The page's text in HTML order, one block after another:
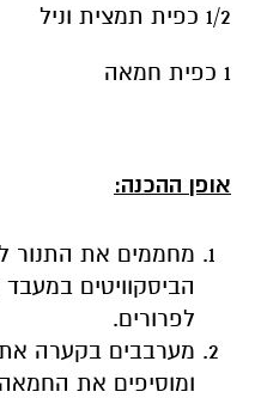
1/2 כפית תמצית וניל
1 כפית חמאה
אופן ההכנה:
הביסקוויטים במעבד
לפרורים.
מערבבים בקערה את
ומוסיפים את